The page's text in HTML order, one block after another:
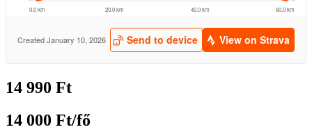
14 990 Ft
14 000 Ft/fő